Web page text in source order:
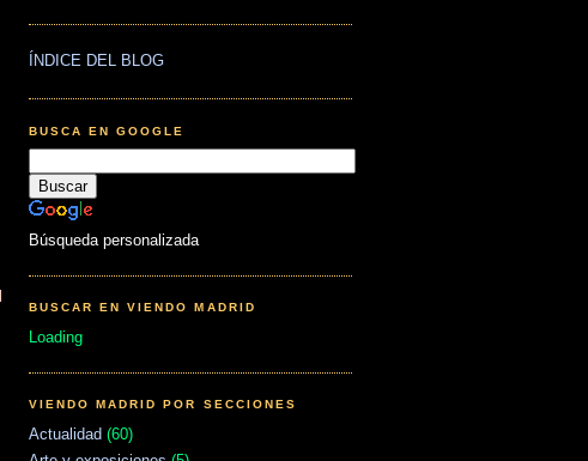
ÍNDICE DEL BLOG
BUSCA EN GOOGLE
Búsqueda personalizada
BUSCAR EN VIENDO MADRID
Loading
VIENDO MADRID POR SECCIONES
Actualidad (60)